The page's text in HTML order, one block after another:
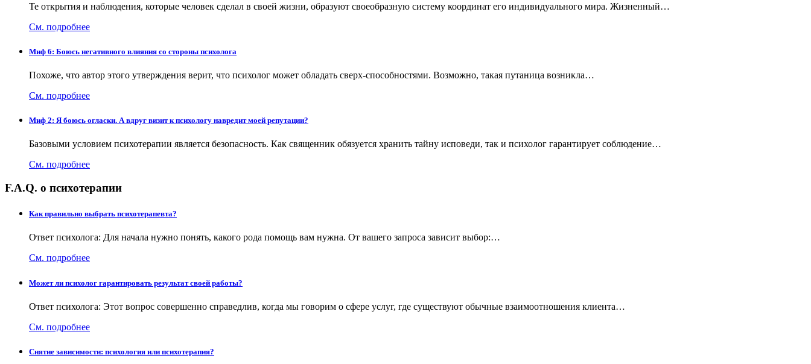
Те открытия и наблюдения, которые человек сделал в своей жизни, образуют своеобразную систему координат его индивидуального мира. Жизненный…
См. подробнее
Миф 6: Боюсь негативного влияния со стороны психолога
Похоже, что автор этого утверждения верит, что психолог может обладать сверх-способностями. Возможно, такая путаница возникла…
См. подробнее
Миф 2: Я боюсь огласки. А вдруг визит к психологу навредит моей репутации?
Базовыми условием психотерапии является безопасность. Как священник обязуется хранить тайну исповеди, так и психолог гарантирует соблюдение…
См. подробнее
F.A.Q. о психотерапии
Как правильно выбрать психотерапевта?
Ответ психолога: Для начала нужно понять, какого рода помощь вам нужна. От вашего запроса зависит выбор:…
См. подробнее
Может ли психолог гарантировать результат своей работы?
Ответ психолога: Этот вопрос совершенно справедлив, когда мы говорим о сфере услуг, где существуют обычные взаимоотношения клиента…
См. подробнее
Снятие зависимости: психология или психотерапия?